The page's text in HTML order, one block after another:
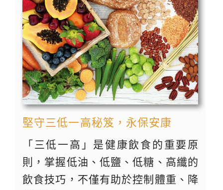
堅守三低一高秘笈，永保安康
「三低一高」是健康飲食的重要原
則，掌握低油、低鹽、低糖、高纖的
飲食技巧，不僅有助於控制體重、降